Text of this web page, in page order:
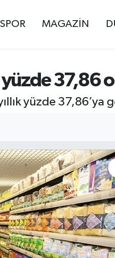
SPOR MAGAZİN
yüzde 37,86
yüzde 37,86’ya